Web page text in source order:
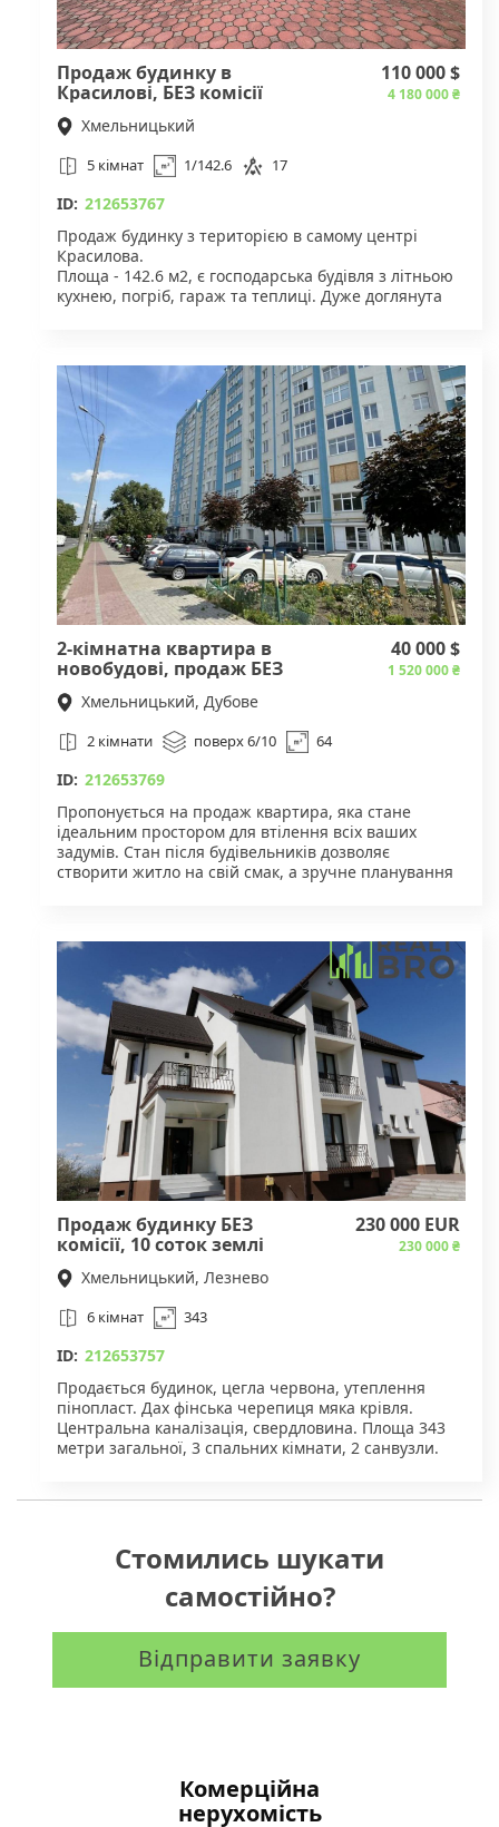
Продаж будинку в
Красилові, БЕЗ комісії
110 000 $
4 180 000 ₴
Хмельницький
5 кімнат 1/142.6 17
ID: 212653767
Продаж будинку з територією в самому центрі
Красилова.
Площа - 142.6 м2, є господарська будівля з літньою
кухнею, погріб, гараж та теплиці. Дуже доглянута
соток, приватна власність.
Газове опалення (котел) та колонка, заведено 15
кВт електроенергії, ділянка в приватній власності.
Ціна продажу 110 000 доларів вже з оформленням,
БЕЗ комісії!
Для деталей звертайтесь за вказаним номером.
2-кімнатна квартира в
новобудові, продаж БЕЗ
комісії
40 000 $
1 520 000 ₴
Хмельницький, Дубове
2 кімнати поверх 6/10 64
ID: 212653769
Пропонується на продаж квартира, яка стане
ідеальним простором для втілення всіх ваших
задумів. Стан після будівельників дозволяє
створити житло на свій смак, а зручне планування
Технічні характеристики:
• Загальна площа: 64 кв. м.
• Кількість кімнат: 2
• Стан: після будівельників
Переваги:
1. Можливість реалізації індивідуального дизайну.
2. Зручне планування для комфортного
проживання.
3. Наявність лоджії та двох санвузлів.
Вартість: 40,000 доларів, без комісії.
Зателефонуйте та домовтеся про перегляд вже
сьогодні!
Продаж будинку БЕЗ
комісії, 10 соток землі
230 000 EUR
230 000 ₴
Хмельницький, Лезнево
6 кімнат 343
ID: 212653757
Продається будинок, цегла червона, утеплення
пінопласт. Дах фінська черепиця мяка крівля.
Центральна каналізація, свердловина. Площа 343
метри загальної, 3 спальних кімнати, 2 санвузли.
Відмінний підїзд.
Стомились шукати
самостійно?
Відправити заявку
Комерційна
нерухомість